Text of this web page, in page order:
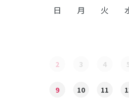
日 月 火
2 3 4
9 10 11